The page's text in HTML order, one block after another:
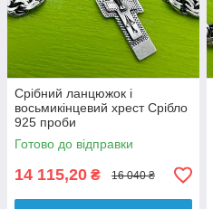
Срібний ланцюжок і
восьмикінцевий хрест Срібло
925 проби
Готово до відправки
14 115,20 ₴ 16 040 ₴